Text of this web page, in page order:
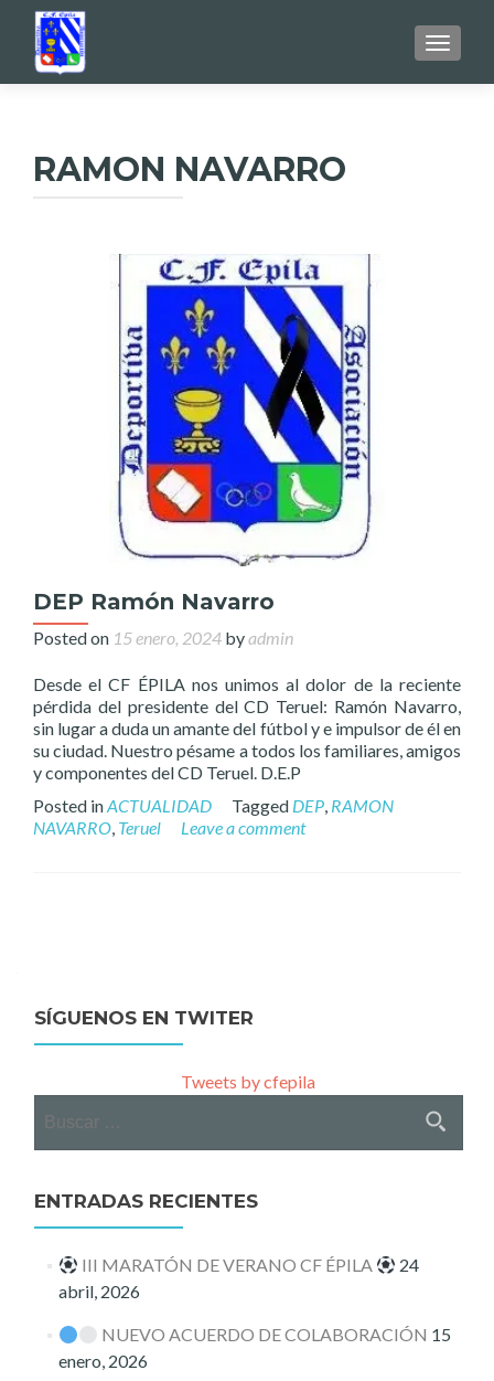
RAMON NAVARRO
DEP Ramón Navarro
Posted on 15 enero, 2024 byadmin
Desde el CF ÉPILA nos unimos al dolor de la reciente
pérdida del presidente del CD Teruel: Ramón Navarro,
sin lugar a duda un amante del fútbol y e impulsor de él en
su ciudad. Nuestro pésame a todos los familiares, amigos
y componentes del CD Teruel. D.E.P
Posted inACTUALIDAD Tagged DEP, RAMON
NAVARRO, Teruel Leave a comment
SÍGUENOS EN TWITER
Tweets by cfepila
ENTRADAS RECIENTES
III MARATÓN DE VERANO CF ÉPILA
24
abril, 2026
NUEVO ACUERDO DE COLABORACIÓN 15
enero, 2026